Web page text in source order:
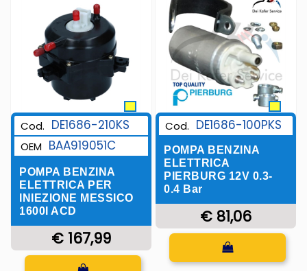
Cod. DE1686-210KS
OEM BAA919051C
POMPA BENZINA
ELETTRICA PER
INIEZIONE MESSICO
1600I ACD
€ 167,99
Quantità
Cod. DE1686-100PKS
POMPA BENZINA
ELETTRICA
PIERBURG 12V 0.3-
0.4 Bar
€ 81,06
Quantità